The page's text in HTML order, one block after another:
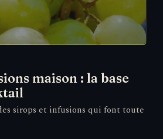
maison : la base
sirops et infusions qui font toute